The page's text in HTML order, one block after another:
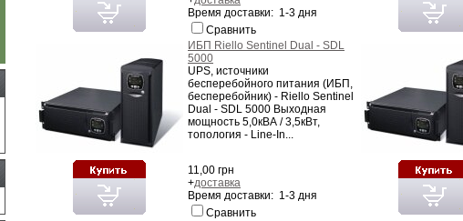
Время доставки: 1-3 дня
Сравнить
ИБП Riello Sentinel Dual - SDL
5000
UPS, источники
бесперебойного питания (ИБП,
бесперебойник) - Riello Sentinel
Dual - SDL 5000 Выходная
мощность 5,0кВА / 3,5кВт,
топология - Line-In...
11,00 грн
+доставка
Время доставки: 1-3 дня
Сравнить